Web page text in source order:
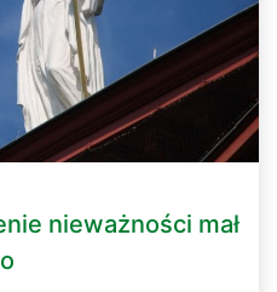
nieważności mał